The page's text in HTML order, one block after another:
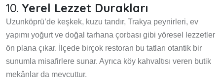
10. Yerel Lezzet Durakları
Uzunköprü’de keşkek, kuzu tandır, Trakya peynirleri, ev
yapımı yoğurt ve doğal tarhana çorbası gibi yöresel lezzetler
ön plana çıkar. İlçede birçok restoran bu tatları otantik bir
sunumla misafirlere sunar. Ayrıca köy kahvaltısı veren butik
mekânlar da mevcuttur.